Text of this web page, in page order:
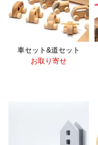
車セット&道セット
お取り寄せ